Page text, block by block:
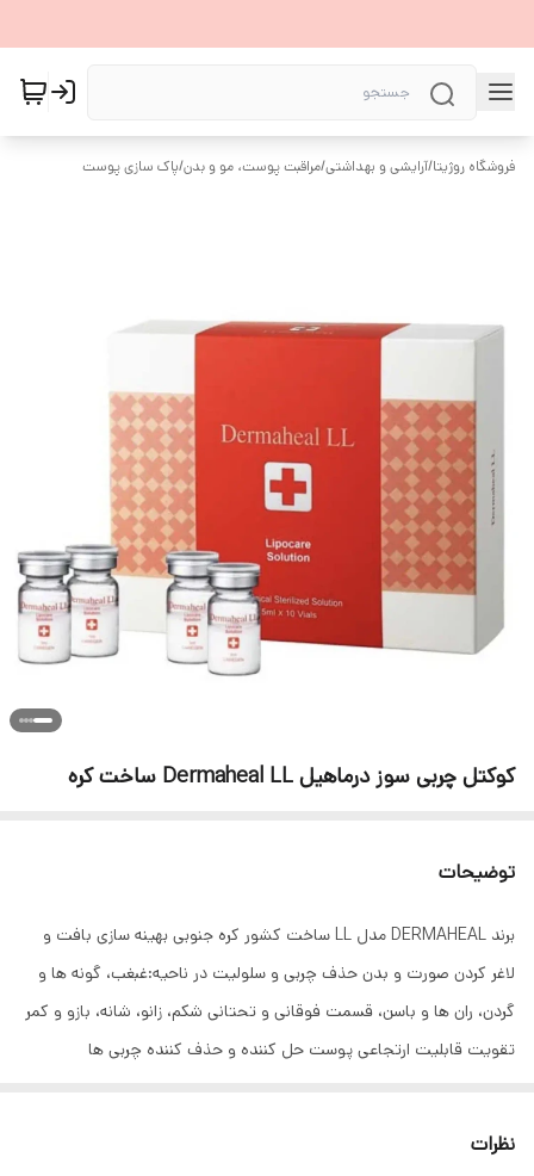
فروشگاه روژیتا/آرایشی و بهداشتی/مراقبت پوست، مو و بدن/پاک سازی پوست
کوکتل چربی سوز درماهیل Dermaheal LL ساخت کره
توضیحات
برند DERMAHEAL مدل LL ساخت کشور کره جنوبی بهینه سازی بافت و
لاغر کردن صورت و بدن حذف چربی و سلولیت در ناحیه:غبغب، گونه ها و
گردن، ران ها و باسن، قسمت فوقانی و تحتانی شکم، زانو، شانه، بازو و کمر
تقویت قابلیت ارتجاعی پوست حل کننده و حذف کننده چربی ها
نظرات